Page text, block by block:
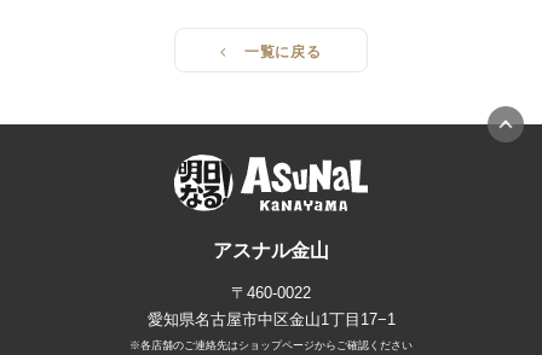
一覧に戻る
アスナル金山
〒460-0022
愛知県名古屋市中区金山1丁目17−1
※各店舗のご連絡先はショップページからご確認ください